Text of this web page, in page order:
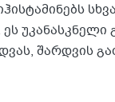
უკანასკნელი
შარდვის